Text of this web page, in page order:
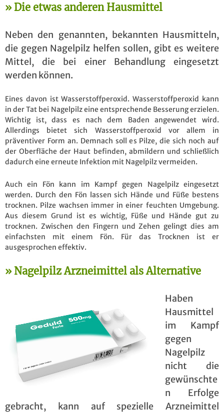
Die etwas anderen Hausmittel
Neben den genannten, bekannten Hausmitteln,
die gegen Nagelpilz helfen sollen, gibt es weitere
Mittel, die bei einer Behandlung eingesetzt
werden können.
Eines davon ist Wasserstoffperoxid. Wasserstoffperoxid kann
in der Tat bei Nagelpilz eine entsprechende Besserung erzielen.
Wichtig ist, dass es nach dem Baden angewendet wird.
Allerdings bietet sich Wasserstoffperoxid vor allem in
präventiver Form an. Demnach soll es Pilze, die sich noch auf
der Oberfläche der Haut befinden, abmildern und schließlich
dadurch eine erneute Infektion mit Nagelpilz vermeiden.
Auch ein Fön kann im Kampf gegen Nagelpilz eingesetzt
werden. Durch den Fön lassen sich Hände und Füße bestens
trocknen. Pilze wachsen immer in einer feuchten Umgebung.
Aus diesem Grund ist es wichtig, Füße und Hände gut zu
trocknen. Zwischen den Fingern und Zehen gelingt dies am
einfachsten mit einem Fön. Für das Trocknen ist er
ausgesprochen effektiv.
Nagelpilz Arzneimittel als Alternative
Haben
Hausmittel
im Kampf
gegen
Nagelpilz
nicht die
gewünschte
n Erfolge
gebracht, kann auf spezielle Arzneimittel